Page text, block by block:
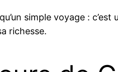
simple voyage :
richesse.